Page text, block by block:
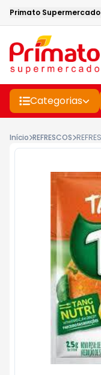
Primato Supermercado
Categorias
Início REFRESCOS